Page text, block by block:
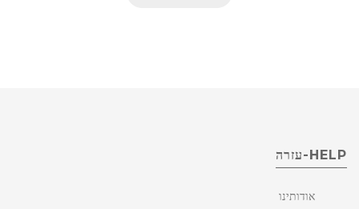
HELP-עזרה
אודותינו